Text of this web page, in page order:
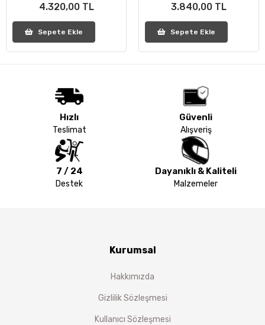
4.320,00 TL
Sepete Ekle
3.840,00 TL
Sepete Ekle
Hızlı
Teslimat
Güvenli
Alışveriş
7 / 24
Destek
Dayanıklı & Kaliteli
Malzemeler
Kurumsal
Hakkımızda
Gizlilik Sözleşmesi
Kullanıcı Sözleşmesi